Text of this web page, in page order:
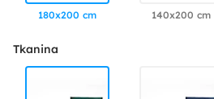
180x200 cm 140x200 cm
Tkanina